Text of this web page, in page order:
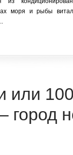
моря и рыбы
или
город